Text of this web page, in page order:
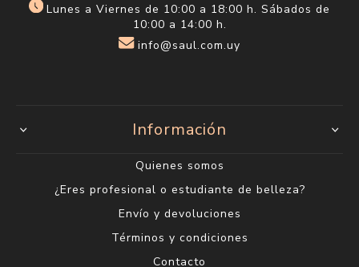
Lunes a Viernes de 10:00 a 18:00 h. Sábados de
10:00 a 14:00 h.
info@saul.com.uy
Información
Quienes somos
¿Eres profesional o estudiante de belleza?
Envío y devoluciones
Términos y condiciones
Contacto